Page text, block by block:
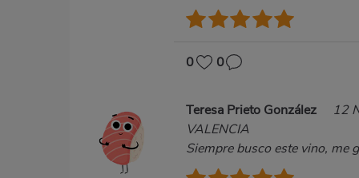
0 0
Teresa Prieto González
12
VALENCIA
Siempre busco este vino, me